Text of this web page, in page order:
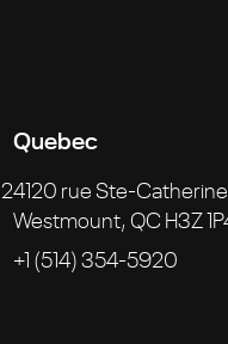
Quebec
4120 rue Ste-
Westmount, QC H3Z
+1 (514) 354-5920